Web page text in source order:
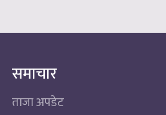
समाचार
ताजा अपडेट